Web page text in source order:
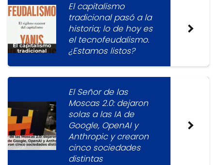
El capitalismo
tradicional pasó a la
historia; lo de hoy es
el tecnofeudalismo.
¿Estamos listos?
El Señor de las
Moscas 2.0: dejaron
solas a las IA de
Google, OpenAI y
Anthropic y crearon
cinco sociedades
distintas